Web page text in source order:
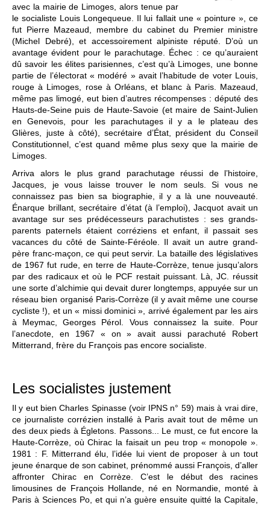
avec la mairie de Limoges, alors tenue par
le socialiste Louis Longequeue. Il lui fallait une « pointure », ce
fut Pierre Mazeaud, membre du cabinet du Premier ministre
(Michel Debré), et accessoirement alpiniste réputé. D’où un
avantage évident pour le parachutage. Échec : ce qu’auraient
dû savoir les élites parisiennes, c’est qu’à Limoges, une bonne
partie de l’électorat « modéré » avait l’habitude de voter Louis,
rouge à Limoges, rose à Orléans, et blanc à Paris. Mazeaud,
même pas limogé, eut bien d’autres récompenses : député des
Hauts-de-Seine puis de Haute-Savoie (et maire de Saint-Julien
en Genevois, pour les parachutages il y a le plateau des
Glières, juste à côté), secrétaire d’État, président du Conseil
Constitutionnel, c’est quand même plus sexy que la mairie de
Limoges.
Arriva alors le plus grand parachutage réussi de l’histoire,
Jacques, je vous laisse trouver le nom seuls. Si vous ne
connaissez pas bien sa biographie, il y a là une nouveauté.
Énarque brillant, secrétaire d’état (à l’emploi), Jacquot avait un
avantage sur ses prédécesseurs parachutistes : ses grands-
parents paternels étaient corréziens et enfant, il passait ses
vacances du côté de Sainte-Féréole. Il avait un autre grand-
père franc-maçon, ce qui peut servir. La bataille des législatives
de 1967 fut rude, en terre de Haute-Corrèze, tenue jusqu’alors
par des radicaux et où le PCF restait puissant. Là, JC. réussit
une sorte d’alchimie qui devait durer longtemps, appuyée sur un
réseau bien organisé Paris-Corrèze (il y avait même une course
cycliste !), et un « missi dominici », arrivé également par les airs
à Meymac, Georges Pérol. Vous connaissez la suite. Pour
l’anecdote, en 1967 « on » avait aussi parachuté Robert
Mitterrand, frère du François pas encore socialiste.
Les socialistes justement
Il y eut bien Charles Spinasse (voir IPNS n° 59) mais à vrai dire,
ce journaliste corrézien installé à Paris avait tout de même un
des deux pieds à Égletons. Passons... Le must, ce fut encore la
Haute-Corrèze, où Chirac la faisait un peu trop « monopole ».
1981 : F. Mitterrand élu, l’idée lui vient de proposer à un tout
jeune énarque de son cabinet, prénommé aussi François, d’aller
affronter Chirac en Corrèze. C’est le début des racines
limousines de François Hollande, né en Normandie, monté à
Paris à Sciences Po, et qui n’a guère ensuite quitté la Capitale,